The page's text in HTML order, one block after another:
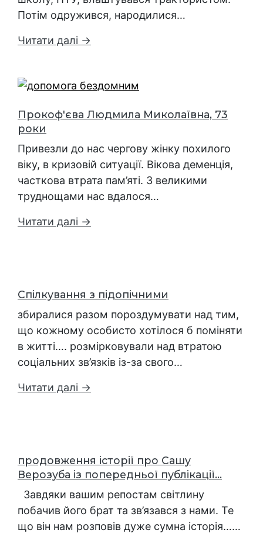
Потім одружився, народилися…
Читати далі →
Прокоф'єва Людмила Миколаївна, 73
роки
Привезли до нас чергову жінку похилого
віку, в кризовій ситуації. Вікова деменція,
часткова втрата пам’яті. З великими
труднощами нас вдалося…
Читати далі →
Спілкування з підопічними
збиралися разом пороздумувати над тим,
що кожному особисто хотілося б поміняти
в житті…. розмірковували над втратою
соціальних зв’язків із-за свого…
Читати далі →
продовження історії про Сашу
Верозуба із попередньої публікації...
Завдяки вашим репостам світлину
побачив його брат та зв’язався з нами. Те
що він нам розповів дуже сумна історія……